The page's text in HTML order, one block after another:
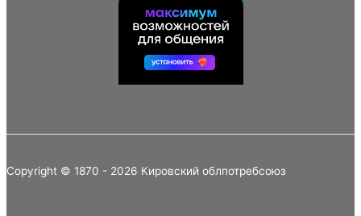
Copyright © 1870 - 2026 Кировский облпотребсоюз